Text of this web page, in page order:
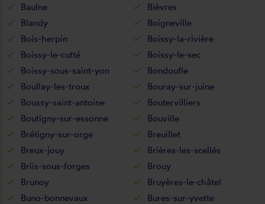
Baulne
Bièvres
Blandy
Boigneville
Bois-herpin
Boissy-la-rivière
Boissy-le-cutté
Boissy-le-sec
Boissy-sous-saint-yon
Bondoufle
Boullay-les-troux
Bouray-sur-juine
Boussy-saint-antoine
Boutervilliers
Boutigny-sur-essonne
Bouville
Brétigny-sur-orge
Breuillet
Breux-jouy
Brières-les-scellés
Briis-sous-forges
Brouy
Brunoy
Bruyères-le-châtel
Buno-bonnevaux
Bures-sur-yvette